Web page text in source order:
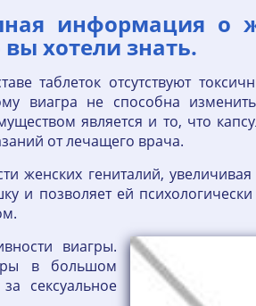
информация о
вы хотели знать.
таблеток отсутствуют
виагра не способна
является и то, что
от лечащего врача.
женских гениталий,
и позволяет ей психологически
виагры.
в большом
сексуальное